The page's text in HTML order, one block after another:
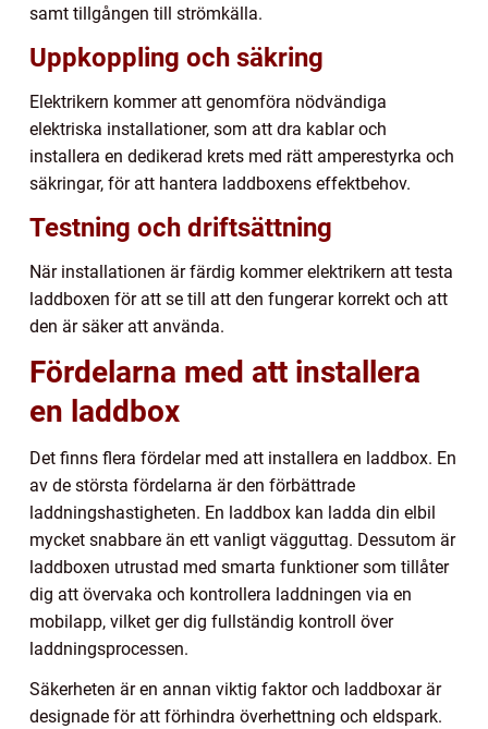
samt tillgången till strömkälla.
Uppkoppling och säkring
Elektrikern kommer att genomföra nödvändiga
elektriska installationer, som att dra kablar och
installera en dedikerad krets med rätt amperestyrka och
säkringar, för att hantera laddboxens effektbehov.
Testning och driftsättning
När installationen är färdig kommer elektrikern att testa
laddboxen för att se till att den fungerar korrekt och att
den är säker att använda.
Fördelarna med att installera
en laddbox
Det finns flera fördelar med att installera en laddbox. En
av de största fördelarna är den förbättrade
laddningshastigheten. En laddbox kan ladda din elbil
mycket snabbare än ett vanligt vägguttag. Dessutom är
laddboxen utrustad med smarta funktioner som tillåter
dig att övervaka och kontrollera laddningen via en
mobilapp, vilket ger dig fullständig kontroll över
laddningsprocessen.
Säkerheten är en annan viktig faktor och laddboxar är
designade för att förhindra överhettning och eldspark.